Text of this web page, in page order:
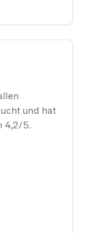
und hat
4,2/5.